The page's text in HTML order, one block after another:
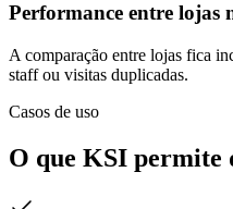
Performance entre lojas
A comparação entre lojas fica
staff ou visitas duplicadas.
Casos de uso
O que KSI permite